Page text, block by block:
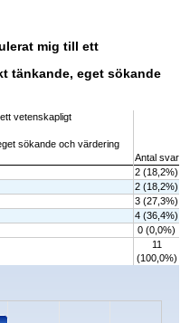
mig till ett
tänkande, eget sökande
vetenskapligt
sökande och värdering
Antal svar
2 (18,2%)
2 (18,2%)
3 (27,3%)
4 (36,4%)
0 (0,0%)
11
(100,0%)
from 0 to 4.